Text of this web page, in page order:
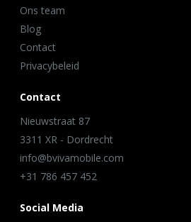
Ons team
Blog
Contact
Privacybeleid
Contact
Nieuwstraat 87
3311 XR - Dordrecht
info@bvivamobile.com
+31 786 457 452
Social Media